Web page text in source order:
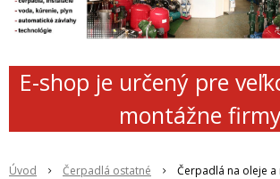
E-shop je určený pre
montážne
Úvod Čerpadlá ostatné Čerpadlá na oleje a